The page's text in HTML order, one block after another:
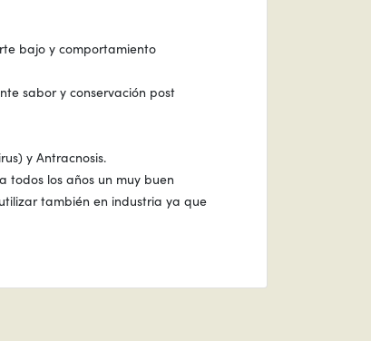
bajo y comportamiento
sabor y conservación post
y Antracnosis.
los años un muy buen
también en industria ya que